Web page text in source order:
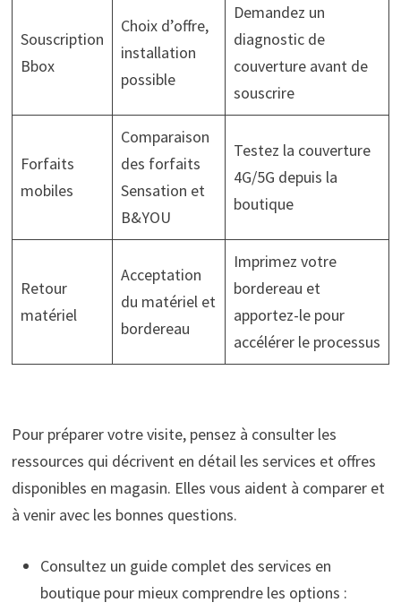
Souscription
Bbox
Choix d’offre,
installation
possible
Demandez un
diagnostic de
couverture avant de
souscrire
Forfaits
mobiles
Comparaison
des forfaits
Sensation et
B&YOU
Testez la couverture
4G/5G depuis la
boutique
Retour
matériel
Acceptation
du matériel et
bordereau
Imprimez votre
bordereau et
apportez-le pour
accélérer le processus
Pour préparer votre visite, pensez à consulter les
ressources qui décrivent en détail les services et offres
disponibles en magasin. Elles vous aident à comparer et
à venir avec les bonnes questions.
Consultez un guide complet des services en
boutique pour mieux comprendre les options :